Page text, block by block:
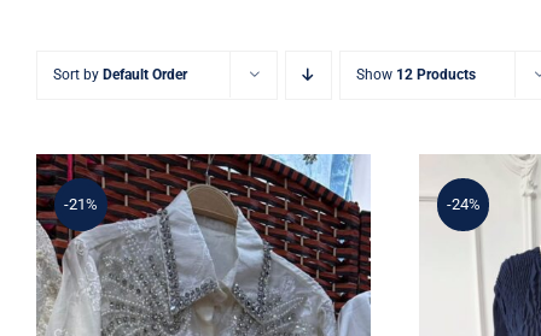
Sort by Default Order Show 12 Products
-21% -24%